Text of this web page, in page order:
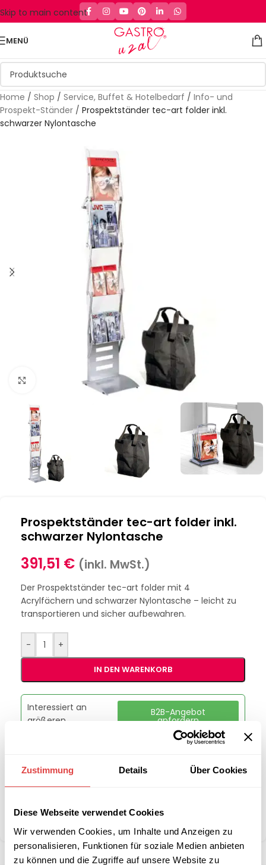
Zustimmung Details Über Cookies
Diese Webseite verwendet Cookies
Wir verwenden Cookies, um Inhalte und Anzeigen zu
personalisieren, Funktionen für soziale Medien anbieten
zu können und die Zugriffe auf unsere Website zu
Skip to main content
MENÜ
Home / Shop / Service, Buffet & Hotelbedarf / Info- und
Prospekt-Ständer / Prospektständer tec-art folder inkl.
schwarzer Nylontasche
Klick zum Vergrößern
Prospektständer tec-art folder inkl.
schwarzer Nylontasche
391,51 € (inkl. MwSt.)
Der Prospektständer tec-art folder mit 4
Acrylfächern und schwarzer Nylontasche – leicht zu
transportieren und sicher aufbewahren.
- +
IN DEN WARENKORB
Interessiert an
größeren
B2B-Angebot
anfordern
Artikelnummer:
Kategorie: Info- und Prospekt-Ständer